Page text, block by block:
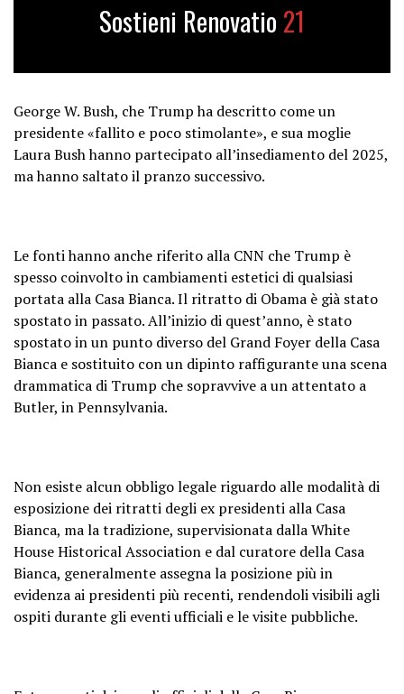
Sostieni Renovatio 21
George W. Bush, che Trump ha descritto come un
presidente «fallito e poco stimolante», e sua moglie
Laura Bush hanno partecipato all’insediamento del 2025,
ma hanno saltato il pranzo successivo.
Le fonti hanno anche riferito alla CNN che Trump è
spesso coinvolto in cambiamenti estetici di qualsiasi
portata alla Casa Bianca. Il ritratto di Obama è già stato
spostato in passato. All’inizio di quest’anno, è stato
spostato in un punto diverso del Grand Foyer della Casa
Bianca e sostituito con un dipinto raffigurante una scena
drammatica di Trump che sopravvive a un attentato a
Butler, in Pennsylvania.
Non esiste alcun obbligo legale riguardo alle modalità di
esposizione dei ritratti degli ex presidenti alla Casa
Bianca, ma la tradizione, supervisionata dalla White
House Historical Association e dal curatore della Casa
Bianca, generalmente assegna la posizione più in
evidenza ai presidenti più recenti, rendendoli visibili agli
ospiti durante gli eventi ufficiali e le visite pubbliche.